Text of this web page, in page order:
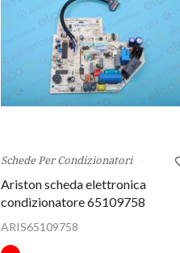
Schede Per Condizionatori
Ariston scheda elettronica
condizionatore 65109758
ARIS65109758